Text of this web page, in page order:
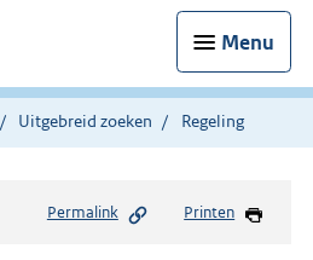
Menu
Uitgebreid zoeken Regeling
Permalink Printen